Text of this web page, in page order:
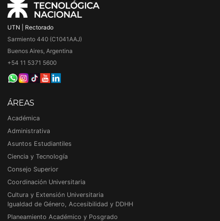
UTN | Rectorado
Sarmiento 440 (C1041AAJ)
Buenos Aires, Argentina
+54 11 5371 5600
ÁREAS
Académica
Administrativa
Asuntos Estudiantiles
Ciencia y Tecnología
Consejo Superior
Coordinación Universitaria
Cultura y Extensión Universitaria
Igualdad de Género, Accesibilidad y DDHH
Planeamiento Académico y Posgrado